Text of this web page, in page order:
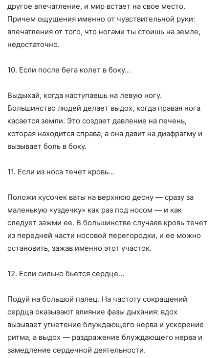
другое впечатление, и мир встает на свое место.
Причем ощущения именно от чувствительной руки:
впечатления от того, что ногами ты стоишь на земле,
недостаточно.
10. Если после бега колет в боку…
Выдыхай, когда наступаешь на левую ногу.
Большинство людей делает выдох, когда правая нога
касается земли. Это создает давление на печень,
которая находится справа, а она давит на диафрагму и
вызывает боль в боку.
11. Если из носа течет кровь…
Положи кусочек ваты на верхнюю десну — сразу за
маленькую «уздечку» как раз под носом — и как
следует зажми ее. В большинстве случаев кровь течет
из передней части носовой перегородки, и ее можно
остановить, зажав именно этот участок.
12. Если сильно бьется сердце…
Подуй на большой палец. На частоту сокращений
сердца оказывают влияние фазы дыхания: вдох
вызывает угнетение блуждающего нерва и ускорение
ритма, а выдох — раздражение блуждающего нерва и
замедление сердечной деятельности.